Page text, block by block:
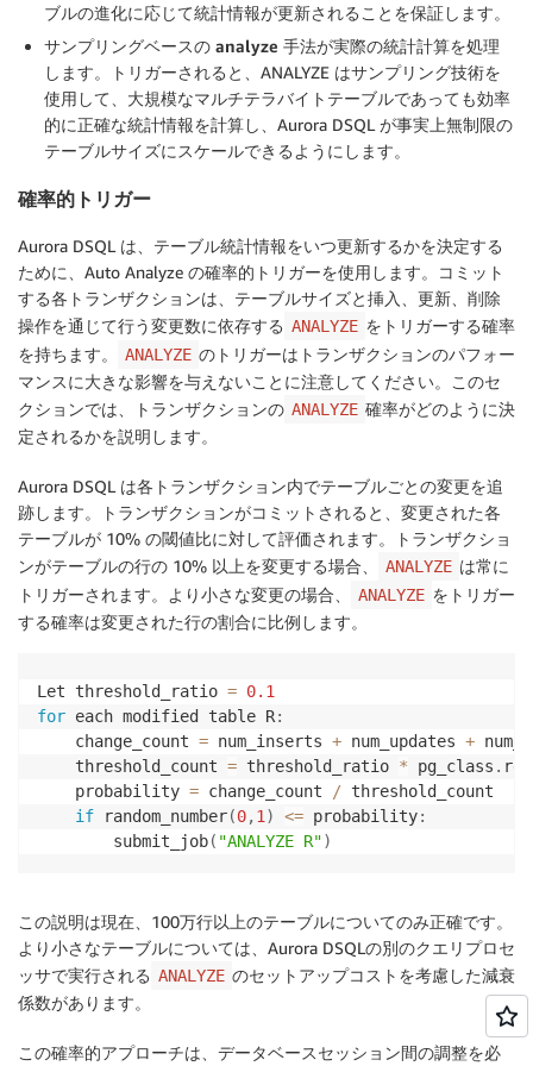
ブルの進化に応じて統計情報が更新されることを保証します。
サンプリングベースの analyze 手法が実際の統計計算を処理
します。トリガーされると、ANALYZE はサンプリング技術を
使用して、大規模なマルチテラバイトテーブルであっても効率
的に正確な統計情報を計算し、Aurora DSQL が事実上無制限の
テーブルサイズにスケールできるようにします。
確率的トリガー
Aurora DSQL は、テーブル統計情報をいつ更新するかを決定する
ために、Auto Analyze の確率的トリガーを使用します。コミット
する各トランザクションは、テーブルサイズと挿入、更新、削除
操作を通じて行う変更数に依存する ANALYZE をトリガーする確率
を持ちます。
ANALYZE のトリガーはトランザクションのパフォー
マンスに大きな影響を与えないことに注意してください。このセ
クションでは、トランザクションの ANALYZE 確率がどのように決
定されるかを説明します。
Aurora DSQL は各トランザクション内でテーブルごとの変更を追
跡します。トランザクションがコミットされると、変更された各
テーブルが 10% の閾値比に対して評価されます。トランザクショ
ンがテーブルの行の 10% 以上を変更する場合、
ANALYZE は常に
トリガーされます。より小さな変更の場合、
ANALYZE をトリガー
する確率は変更された行の割合に比例します。
Let threshold_ratio = 0.1
for each modified table R:
    change_count
= num_inserts + num_updates +
    threshold_count
= threshold_ratio * pg_class .
    probability
= change_count / threshold_count
if random_number(0,1) <= probability:
        submit_job
( "ANALYZE R")
この説明は現在、100万行以上のテーブルについてのみ正確です。
より小さなテーブルについては、Aurora DSQLの別のクエリプロセ
ッサで実行される ANALYZE のセットアップコストを考慮した減衰
係数があります。
この確率的アプローチは、データベースセッション間の調整を必